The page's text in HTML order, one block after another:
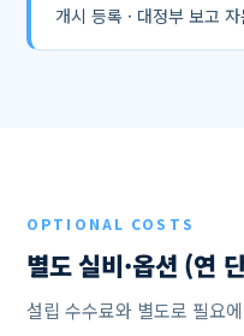
개시 등록 · 대정부 보고 자
OPTIONAL COSTS
별도 실비·옵션 (연
설립 수수료와 별도로 필요